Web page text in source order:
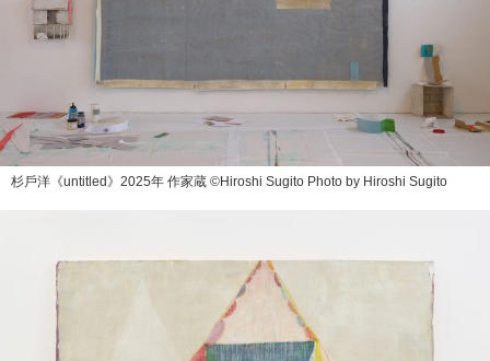
杉⼾洋《untitled》2025年 作家蔵 ©Hiroshi Sugito Photo by Hiroshi Sugito